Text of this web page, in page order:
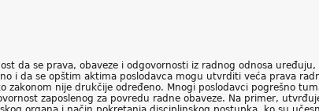
da se prava, obaveze i odgovornosti iz radnog odnosa
i da se opštim aktima poslodavca mogu utvrditi veća prava
zakonom nije drukčije određeno. Mnogi poslodavci pogrešno
zaposlenog za povredu radne obaveze. Na primer,